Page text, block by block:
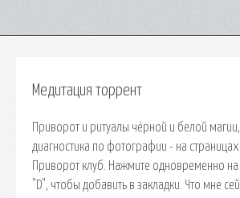
Медитация торрент
Приворот и ритуалы чёрной и белой
диагностика по фотографии - на
Приворот клуб. Нажмите одновременно
"D", чтобы добавить в закладки. Что мне